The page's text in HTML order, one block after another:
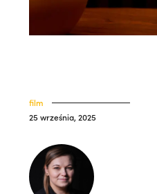
film
25 września, 2025